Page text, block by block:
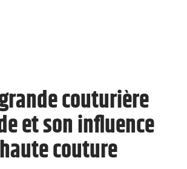
couturière
et son influence
couture